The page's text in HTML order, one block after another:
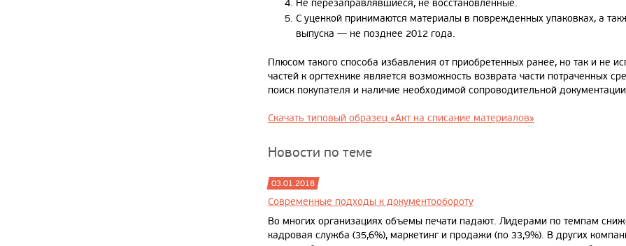
Не перезаправлявшиеся, не восстановленные.
С уценкой принимаются материалы в поврежденных упаковках, а
выпуска — не позднее 2012 года.
Плюсом такого способа избавления от приобретенных ранее, но так и не
частей к оргтехнике является возможность возврата части потраченных
поиск покупателя и наличие необходимой сопроводительной
Скачать типовый образец «Акт на списание материалов»
Новости по теме
03.01.2018
Современные подходы к документообороту
Во многих организациях объемы печати падают. Лидерами по темпам
кадровая служба (35,6%), маркетинг и продажи (по 33,9%). В других